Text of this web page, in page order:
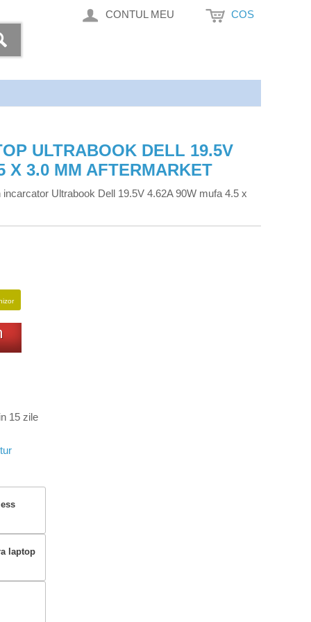
CONTUL MEU COS
ULTRABOOK DELL 19.5V
X 3.0 MM AFTERMARKET
Ultrabook Dell 19.5V 4.62A 90W mufa 4.5 x
15 zile
laptop